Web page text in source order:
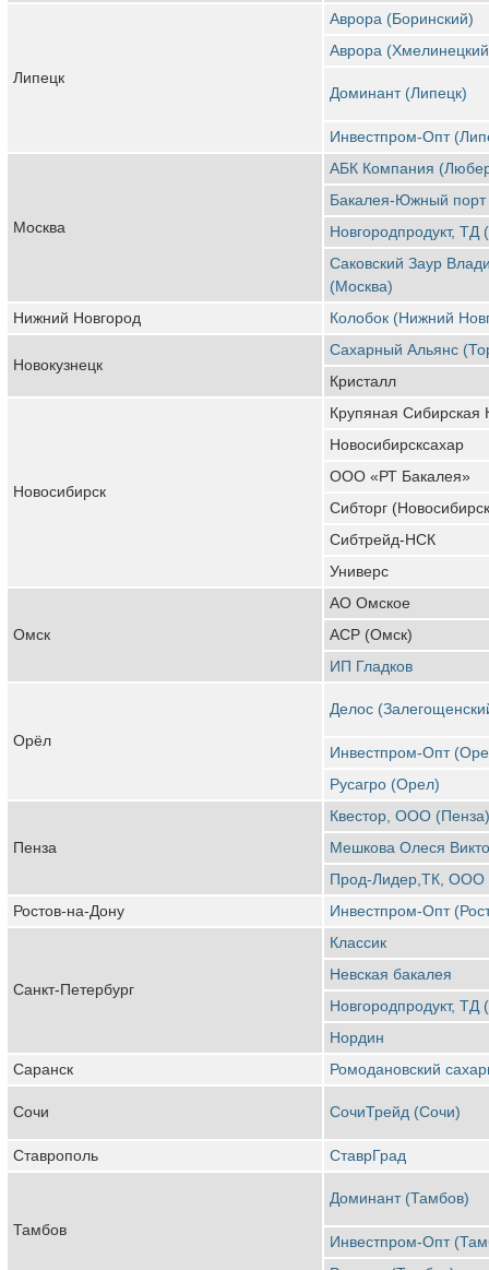
Липецк
Аврора (Боринский)
Аврора
Доминант (Липецк)
Инвестпром-Опт
Москва
АБК Компания
Бакалея-Южный порт
Новгородпродукт, ТД
Саковский Заур
(Москва)
Нижний Новгород
Колобок (Нижний
Новокузнецк
Сахарный Альянс
Кристалл
Новосибирск
Крупяная Сибирская
Новосибирсксахар
ООО «РТ Бакалея»
Сибторг
Сибтрейд-НСК
Универс
Омск
АО Омское
АСР (Омск)
ИП Гладков
Орёл
Делос
Инвестпром-Опт
Русагро (Орел)
Пенза
Квестор, ООО (Пенза)
Мешкова Олеся
Прод-Лидер,ТК, ООО
Ростов-на-Дону
Инвестпром-Опт
Санкт-Петербург
Классик
Невская бакалея
Новгородпродукт, ТД
Нордин
Саранск
Ромодановский
Сочи СочиТрейд (Сочи)
Ставрополь СтаврГрад
Тамбов
Доминант (Тамбов)
Инвестпром-Опт